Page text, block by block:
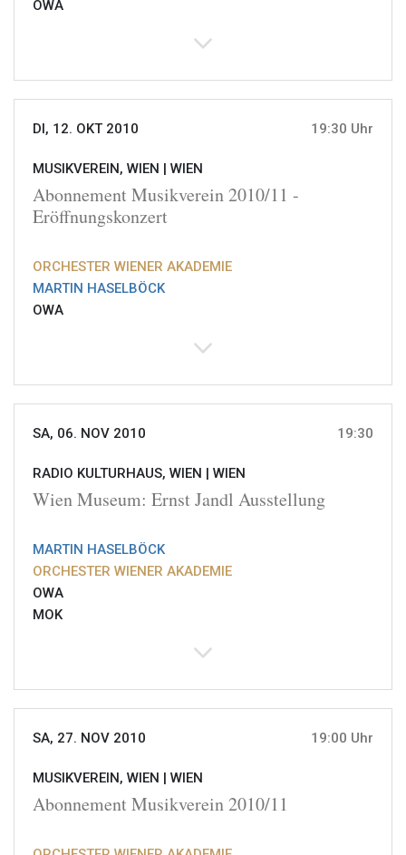
OWA
DI, 12. OKT 2010 19:30 Uhr
MUSIKVEREIN, WIEN | WIEN
Abonnement Musikverein 2010/11 -
Eröffnungskonzert
ORCHESTER WIENER AKADEMIE
MARTIN HASELBÖCK
OWA
SA, 06. NOV 2010 19:30
RADIO KULTURHAUS, WIEN | WIEN
Wien Museum: Ernst Jandl Ausstellung
MARTIN HASELBÖCK
ORCHESTER WIENER AKADEMIE
OWA
MOK
SA, 27. NOV 2010 19:00 Uhr
MUSIKVEREIN, WIEN | WIEN
Abonnement Musikverein 2010/11